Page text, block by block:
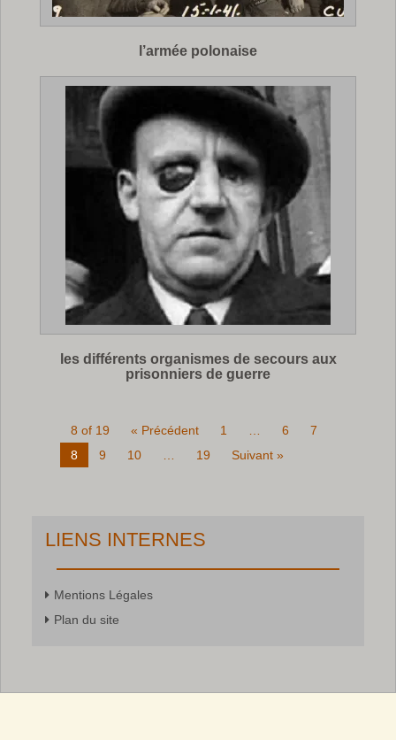
l’armée polonaise
les différents organismes de secours aux
prisonniers de guerre
8 of 19 « Précédent 1 6
7
8
9 10 19 Suivant »
LIENS INTERNES
Mentions Légales
Plan du site